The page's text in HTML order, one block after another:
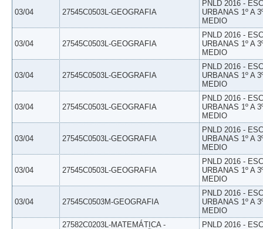
03/04 27545C0503L-GEOGRAFIA
PNLD 2016 -
URBANAS 1º A
MEDIO
03/04 27545C0503L-GEOGRAFIA
PNLD 2016 -
URBANAS 1º A
MEDIO
03/04 27545C0503L-GEOGRAFIA
PNLD 2016 -
URBANAS 1º A
MEDIO
03/04 27545C0503L-GEOGRAFIA
PNLD 2016 -
URBANAS 1º A
MEDIO
03/04 27545C0503L-GEOGRAFIA
PNLD 2016 -
URBANAS 1º A
MEDIO
03/04 27545C0503L-GEOGRAFIA
PNLD 2016 -
URBANAS 1º A
MEDIO
03/04 27545C0503M-GEOGRAFIA
PNLD 2016 -
URBANAS 1º A
MEDIO
27582C0203L-MATEMÁTICA -
PNLD 2016 -